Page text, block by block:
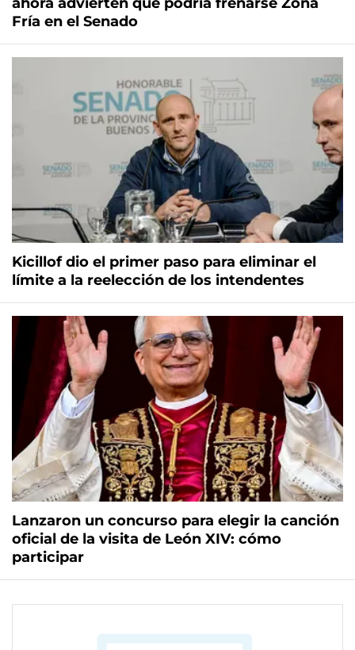
Fría en el Senado
Kicillof dio el primer paso para eliminar el
límite a la reelección de los intendentes
Lanzaron un concurso para elegir la canción
oficial de la visita de León XIV: cómo
participar